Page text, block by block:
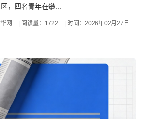
，四名青年在攀...
网 阅读量：1722 时间：2026年02月27日